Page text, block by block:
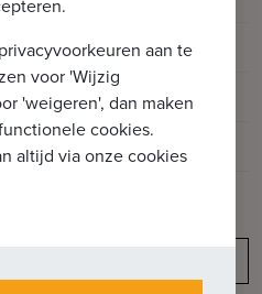
Appartement
103m
93m 2
aan te
voor 'Wijzig
'weigeren', dan maken
cookies.
altijd via onze cookies